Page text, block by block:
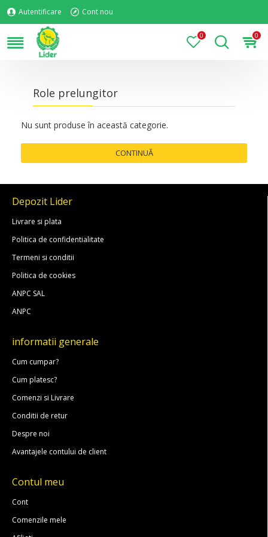
Autentificare Cont nou
0 0
Role prelungitor
Nu sunt produse în această categorie.
CONTINUĂ
Depozit Lider
Livrare si plata
Politica de confidentialitate
Termeni si conditii
Politica de cookies
ANPC SAL
ANPC
informatii generale
Cum cumpar?
Cum platesc?
Comenzi si Livrare
Conditii de retur
Despre noi
Avantajele contului de client
Contul meu
Cont
Comenzile mele